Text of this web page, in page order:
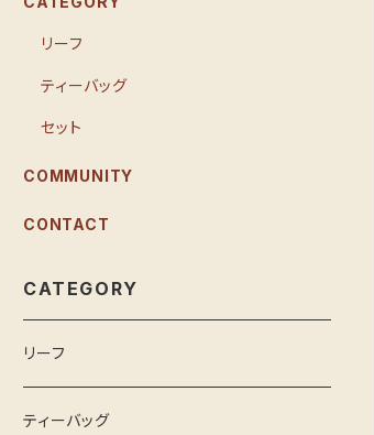
リーフ
ティーバッグ
セット
COMMUNITY
CONTACT
CATEGORY
リーフ
ティーバッグ